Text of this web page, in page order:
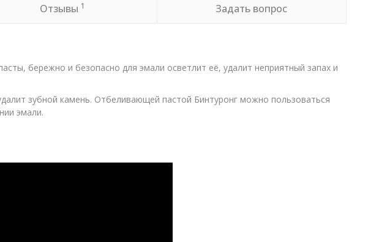
Отзывы 1 Задать вопрос
бережно и безопасно для эмали осветлит её, удалит неприятный запах и
зубной камень. Отбеливающей пастой Бинтуронг можно пользоваться
эмали.